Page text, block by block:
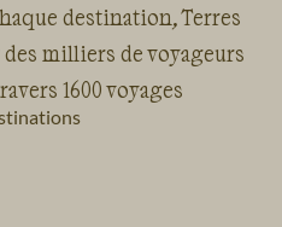
destination, Terres
milliers de voyageurs
1600 voyages